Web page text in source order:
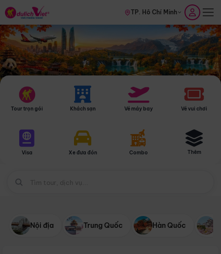
TP. Hồ Chí Minh
Tour trọn gói Khách sạn Vé máy bay Vé vui chơi
Visa Xe đưa đón Combo Thêm
Nội địa Trung Quốc Hàn Quốc